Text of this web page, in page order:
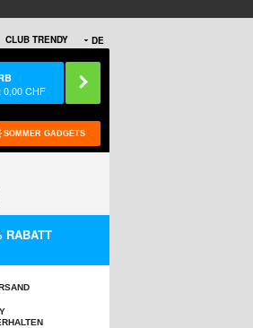
DE
CLUB TRENDY
0,00CHF
SOMMER GADGETS
RABATT